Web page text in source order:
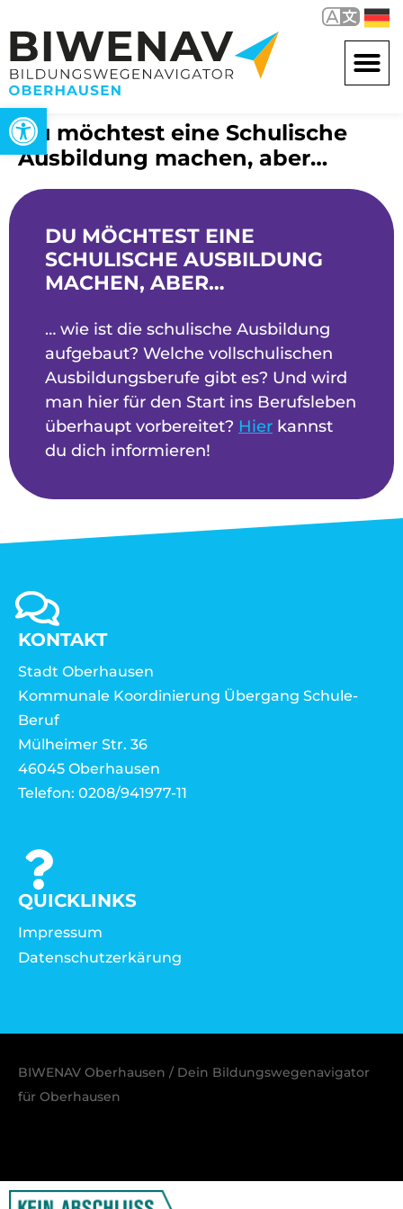
Werkzeugleiste öffnen
Du möchtest eine Schulische
Ausbildung machen, aber…
DU MÖCHTEST EINE
SCHULISCHE AUSBILDUNG
MACHEN, ABER…
… wie ist die schulische Ausbildung
aufgebaut? Welche vollschulischen
Ausbildungsberufe gibt es? Und wird
man hier für den Start ins Berufsleben
überhaupt vorbereitet? Hier kannst
du dich informieren!
KONTAKT
Stadt Oberhausen
Kommunale Koordinierung Übergang Schule-
Beruf
Mülheimer Str. 36
46045 Oberhausen
Telefon: 0208/941977-11
QUICKLINKS
Impressum
Datenschutzerkärung
BIWENAV Oberhausen / Dein Bildungswegenavigator
für Oberhausen